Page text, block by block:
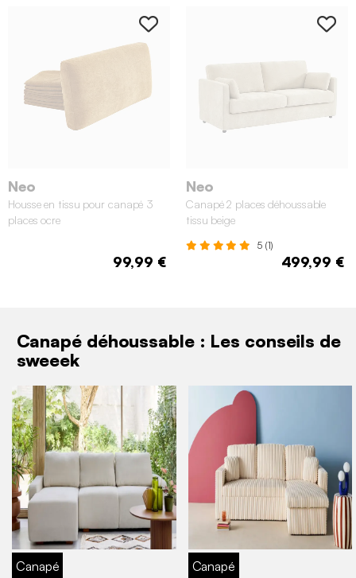
Neo
Housse en tissu pour canapé 3
places ocre
99,99 €
Neo
Canapé 2 places déhoussable
tissu beige
5 (1)
499,99 €
Canapé déhoussable : Les conseils de
sweeek
Canapé Canapé